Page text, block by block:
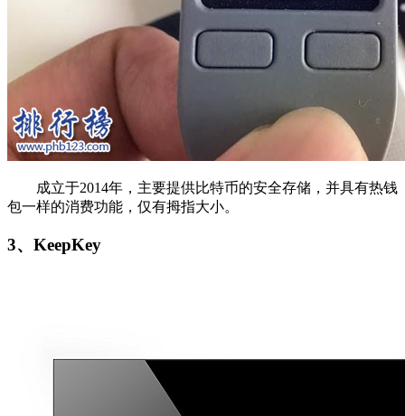
成立于2014年，主要提供比特币的安全存储，并具有热钱
包一样的消费功能，仅有拇指大小。
3、KeepKey